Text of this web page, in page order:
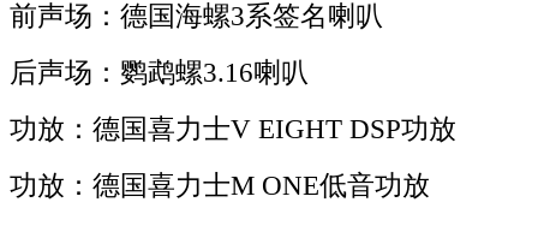
前声场：德国海螺3系签名喇叭
后声场：鹦鹉螺3.16喇叭
功放：德国喜力士V EIGHT DSP功放
功放：德国喜力士M ONE低音功放